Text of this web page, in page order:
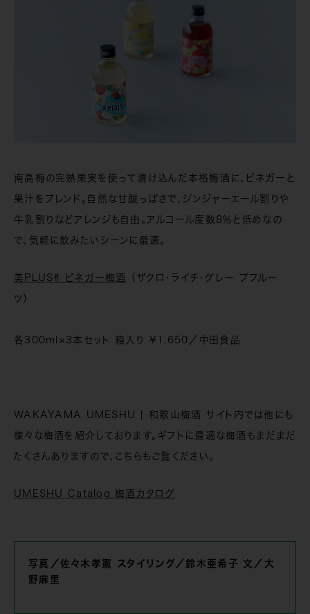
南高梅の完熟果実を使って漬け込んだ本格梅酒に、ビネガーと
果汁をプレンド。自然な甘酸っぱさで、ジンジャーエール割りや
牛乳割りなどアレンジも自由。アルコール度数8％と低めなの
で、気軽に飲みたいシーンに最適。
美PLUS# ビネガー梅酒 （ザクロ・ライチ・グレー プフルー
ツ）
各300ml×3本セット 箱入り ¥1,650／中田食品
WAKAYAMA UMESHU | 和歌山梅酒 サイト内では他にも
様々な梅酒を紹介しております。ギフトに最適な梅酒もまだまだ
たくさんありますので、こちらもご覧ください。
UMESHU Catalog 梅酒カタログ
写真／佐々木孝憲 スタイリング／鈴木亜希子 文／大
野麻里